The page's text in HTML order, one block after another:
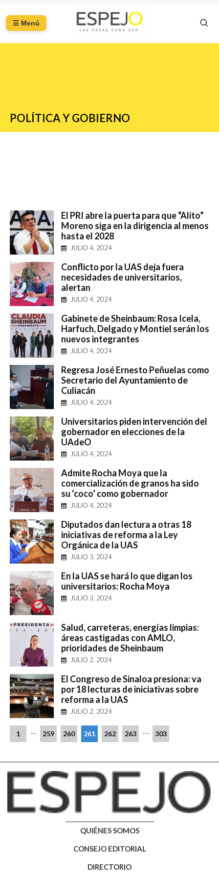
☰ Menú
POLÍTICA Y GOBIERNO
El PRI abre la puerta para que “Alito”
Moreno siga en la dirigencia al menos
hasta el 2028
JULIO 4, 2024
Conflicto por la UAS deja fuera
necesidades de universitarios,
alertan
JULIO 4, 2024
Gabinete de Sheinbaum: Rosa Icela,
Harfuch, Delgado y Montiel serán los
nuevos integrantes
JULIO 4, 2024
Regresa José Ernesto Peñuelas como
Secretario del Ayuntamiento de
Culiacán
JULIO 4, 2024
Universitarios piden intervención del
gobernador en elecciones de la
UAdeO
JULIO 4, 2024
Admite Rocha Moya que la
comercialización de granos ha sido
su ‘coco’ como gobernador
JULIO 4, 2024
Diputados dan lectura a otras 18
iniciativas de reforma a la Ley
Orgánica de la UAS
JULIO 3, 2024
En la UAS se hará lo que digan los
universitarios: Rocha Moya
JULIO 3, 2024
Salud, carreteras, energías limpias:
áreas castigadas con AMLO,
prioridades de Sheinbaum
JULIO 2, 2024
El Congreso de Sinaloa presiona: va
por 18 lecturas de iniciativas sobre
reforma a la UAS
JULIO 2, 2024
1 … 259 260 261 262 263 … 303
QUIÉNES SOMOS
CONSEJO EDITORIAL
DIRECTORIO